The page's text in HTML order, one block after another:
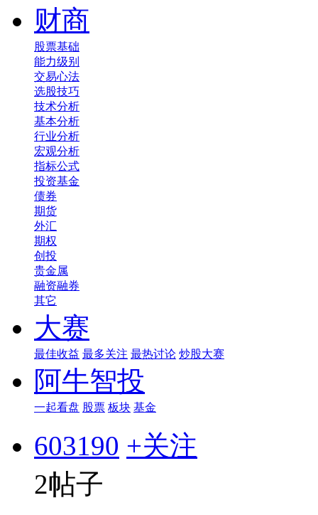
财商
股票基础
能力级别
交易心法
选股技巧
技术分析
基本分析
行业分析
宏观分析
指标公式
投资基金
债券
期货
外汇
期权
创投
贵金属
融资融券
其它
大赛
最佳收益 最多关注 最热讨论 炒股大赛
阿牛智投
一起看盘 股票 板块 基金
603190 +关注
2帖子